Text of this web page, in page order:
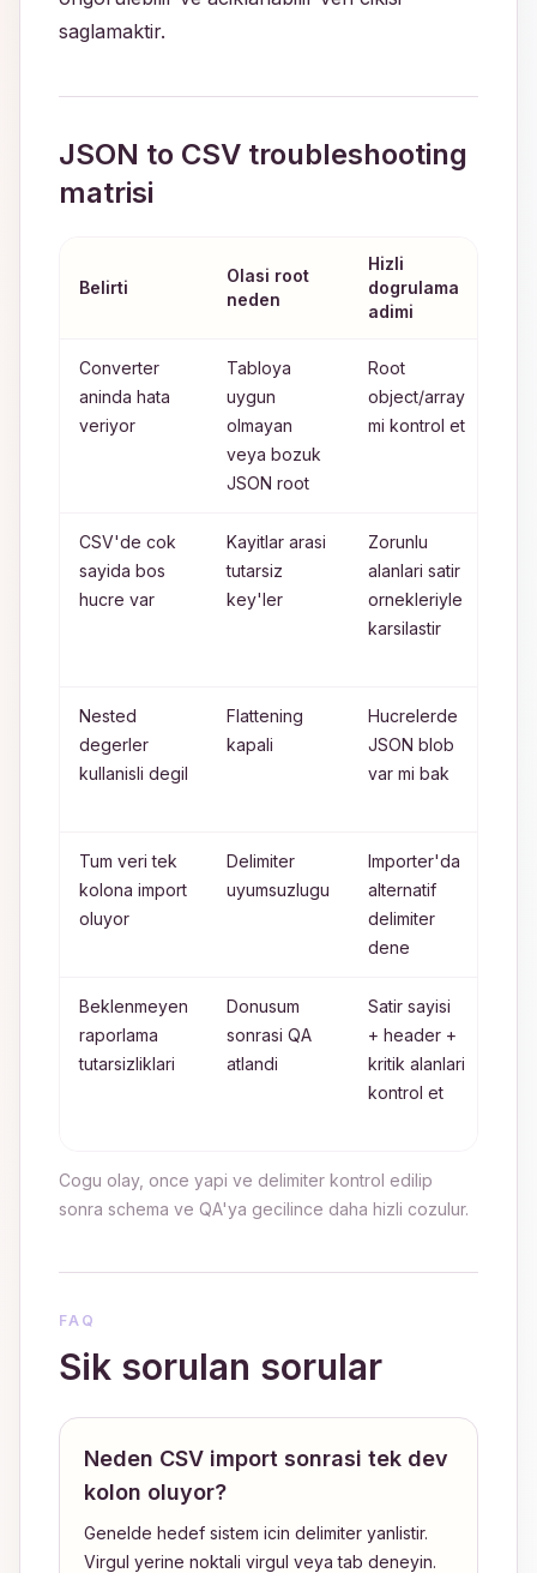
saglamaktir.
JSON to CSV troubleshooting
matrisi
Belirti
Olasi root
neden
Hizli
dogrulama
adimi
Converter
aninda hata
veriyor
Tabloya
uygun
olmayan
veya bozuk
JSON root
Root
object/array
mi kontrol et
CSV'de cok
sayida bos
hucre var
Kayitlar arasi
tutarsiz
key'ler
Zorunlu
alanlari satir
ornekleriyle
karsilastir
Nested
degerler
kullanisli degil
Flattening
kapali
Hucrelerde
JSON blob
var mi bak
Tum veri tek
kolona import
oluyor
Delimiter
uyumsuzlugu
Importer'da
alternatif
delimiter
dene
Beklenmeyen
raporlama
tutarsizliklari
Donusum
sonrasi QA
atlandi
Satir sayisi
+ header +
kritik alanlari
kontrol et
Cogu olay, once yapi ve delimiter kontrol edilip
sonra schema ve QA'ya gecilince daha hizli cozulur.
FAQ
Sik sorulan sorular
Neden CSV import sonrasi tek dev
kolon oluyor?
Genelde hedef sistem icin delimiter yanlistir.
Virgul yerine noktali virgul veya tab deneyin.